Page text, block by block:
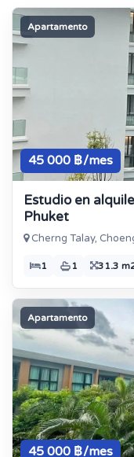
Apartamento
45 000 ฿/mes
Estudio en
Phuket
Cherng Talay,
1 1 31.3
Apartamento
45 000 ฿/mes